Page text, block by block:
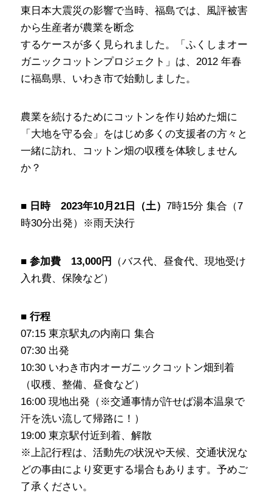
東日本大震災の影響で当時、福島では、風評被害
から生産者が農業を断念
するケースが多く見られました。「ふくしまオー
ガニックコットンプロジェクト」は、2012 年春
に福島県、いわき市で始動しました。
農業を続けるためにコットンを作り始めた畑に
「大地を守る会」をはじめ多くの支援者の方々と
一緒に訪れ、コットン畑の収穫を体験しません
か？
■ 日時 2023年10月21日（土） 7時15分 集合（7
時30分出発）※雨天決行
■ 参加費 13,000円
（バス代、昼食代、現地受け
入れ費、保険など）
■ 行程
07:15 東京駅丸の内南口 集合
07:30 出発
10:30 いわき市内オーガニックコットン畑到着
（収穫、整備、昼食など）
16:00 現地出発（※交通事情が許せば湯本温泉で
汗を洗い流して帰路に！）
19:00 東京駅付近到着、解散
※上記行程は、活動先の状況や天候、交通状況な
どの事由により変更する場合もあります。予めご
了承ください。